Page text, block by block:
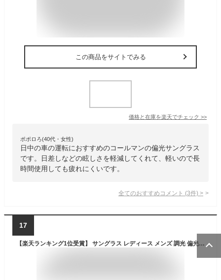
この商品をサイトでみる
価格と在庫を楽天でチェック >>
ポポロろ(40代・女性)
日中の車の運転におすすめのコールマンの偏光サングラス
です。日差しなどの眩しさを軽減してくれて、軽いので長
時間使用しても疲れにくいです。
全てのおすすめコメント (3件) >
17
【楽天ランキング1位受賞】 サングラス レディース メンズ 調光 偏光 スポーツ ドライブ 運転 釣り 伊達メガネ UVカット率99.9% ボストン ラウンド 丸メガネ ライトカラー 全24色